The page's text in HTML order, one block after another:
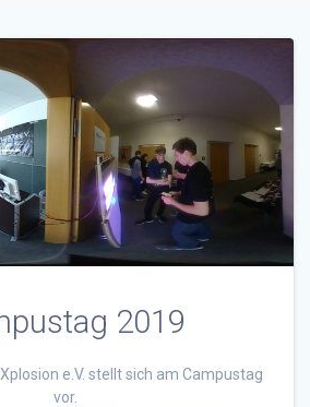
2019
e.V. stellt sich am Campustag
vor.